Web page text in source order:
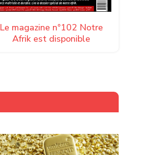
Le magazine n°102 Notre
Afrik est disponible